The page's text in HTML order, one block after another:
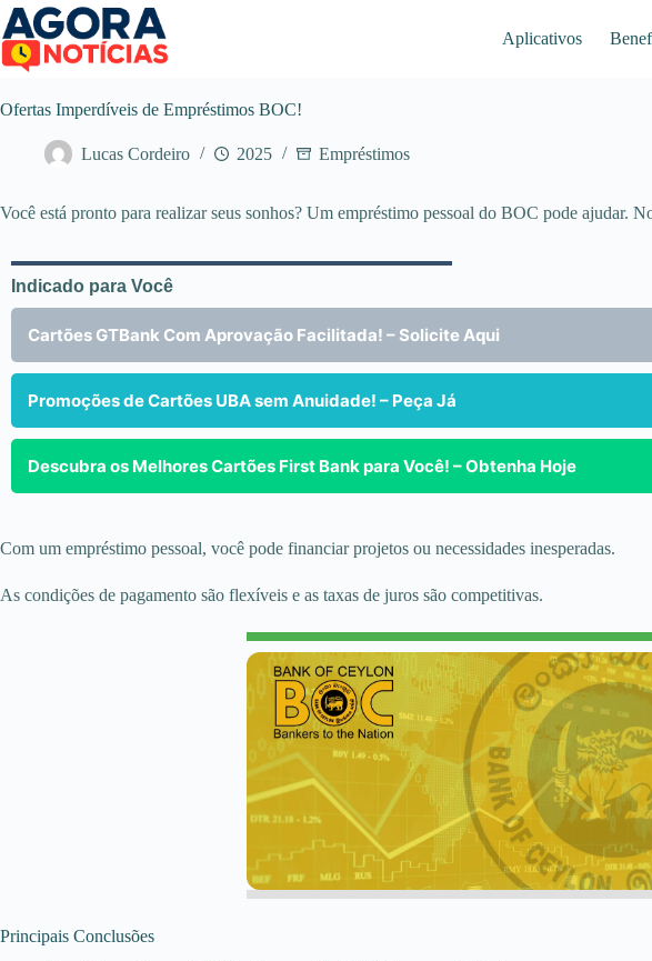
Pular
para
o
conteúdo
Aplicativos
Ofertas Imperdíveis de Empréstimos BOC!
Lucas Cordeiro 2025 Empréstimos
Você está pronto para realizar seus sonhos? Um empréstimo pessoal do BOC pode ajudar.
Indicado para Você
Cartões GTBank Com Aprovação Facilitada! – Solicite Aqui
Promoções de Cartões UBA sem Anuidade! – Peça Já
Descubra os Melhores Cartões First Bank para Você! – Obtenha Hoje
Com um empréstimo pessoal, você pode financiar projetos ou necessidades inesperadas.
As condições de pagamento são flexíveis e as taxas de juros são competitivas.
Principais Conclusões